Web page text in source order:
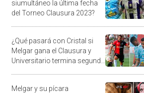
siumultáneo la última fecha
del Torneo Clausura 2023?
¿Qué pasará con Cristal si
Melgar gana el Clausura y
Universitario termina segundo
Melgar y su pícara